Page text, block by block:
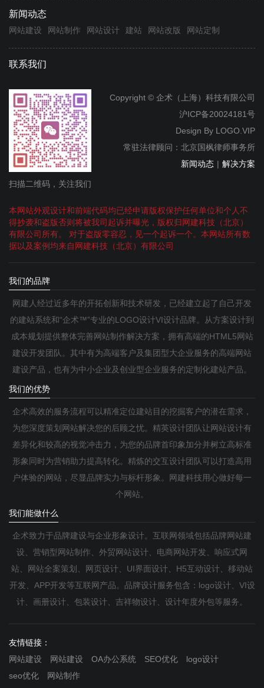
新闻动态
网站建设 网站制作 网站设计 建站 网站改版 网站定制
联系我们
扫描二维码，关注我们
Copyright © 企术（上海）科技有限公司
沪ICP备20024181号
Design By LOGO.VIP
常驻法律顾问：北京国枫律师事务所
新闻动态 | 解决方案
本网站外观设计和前端代码均已经申请版权保护任何单位和个人不
得抄袭和盗版否则将被我司起诉并曝光，版权归网建科技（北京）
有限公司所有。 对于盗版零容忍，见一个起诉一个。本网站所有数
据以及案例均来自网建科技（北京）有限公司
我们的品牌
网建人经过近多年的开拓创新和技术研发，已经建立起了自己开发
的建站系统和“企术™”专业的LOGO设计VI设计品牌。从方案设计到
成本规划提供整体完善网站制作解决方案，拥有高端的HTML5网站
建设开发团队。其中有为高端客户及集团型大企业服务的高端网站
建设产品，也有为中小企业及创业型企业服务的定制化建站产品。
我们的优势
企术高效的服务流程可以精准定位建站目的挖掘客户的潜在需求，
为您深度策划网站解决您的后顾之忧。精英设计团队让网站设计有
差异化和较高的视觉冲击力，为您的品牌首印象加分并树立高标准
形象同时为营销助力提高转化。精炼的交互设计团队可以打造高用
户体验的网站，尽显品牌实力与标杆形象。网建科技用心做好每一
个网站。
我们能做什么
企术致力于品牌建设与企业形象设计。互联网领域包括品牌网站建
设、营销型网站制作、外贸网站设计、电商网站开发、响应式网
站、网站全案策划、网页设计、UI界面设计、H5互动设计、移动站
开发、APP开发等互联网产品。品牌设计服务包含：logo设计、VI设
计、画册设计、包装设计、吉祥物设计、设计年度外包等服务。
友情链接：
网站建设
网站建设 OA办公系统 SEO优化
logo设计
seo优化
网站制作